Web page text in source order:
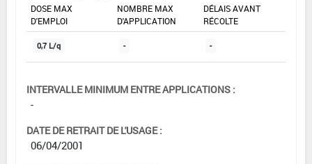
DOSE MAX
D'EMPLOI
NOMBRE MAX
D'APPLICATION
DÉLAIS AVANT
RÉCOLTE
0,7 L/q - -
INTERVALLE MINIMUM ENTRE APPLICATIONS :
-
DATE DE RETRAIT DE L'USAGE :
06/04/2001